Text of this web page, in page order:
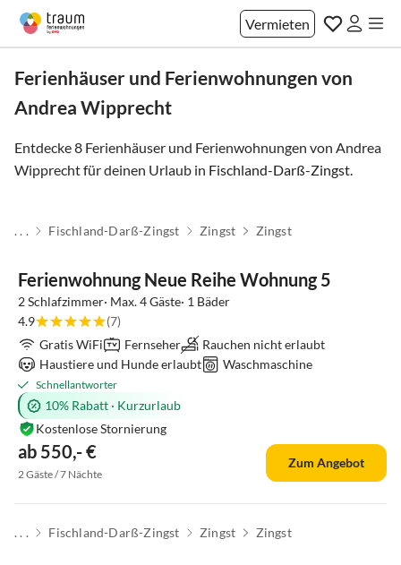
Vermieten
Ferienhäuser und Ferienwohnungen von
Andrea Wipprecht
Entdecke 8 Ferienhäuser und Ferienwohnungen von Andrea
Wipprecht für deinen Urlaub in Fischland-Darß-Zingst.
. . . Fischland-Darß-Zingst Zingst Zingst
Ferienwohnung Neue Reihe Wohnung 5
2 Schlafzimmer· Max. 4 Gäste· 1 Bäder
4.9
(7)
Gratis WiFi
Fernseher
Rauchen nicht erlaubt
Haustiere und Hunde erlaubt
Waschmaschine
Schnellantworter
10% Rabatt · Kurzurlaub
ab 550,- €
Kostenlose Stornierung
2 Gäste / 7 Nächte
Zum Angebot
. . . Fischland-Darß-Zingst Zingst Zingst